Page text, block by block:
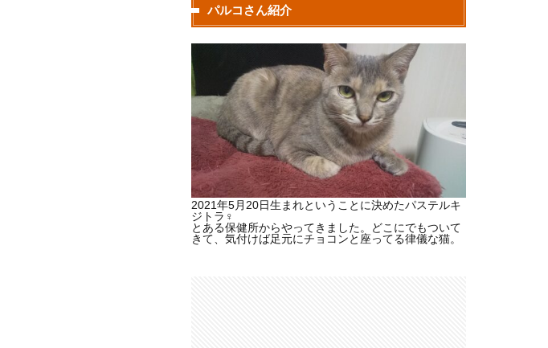
パルコさん紹介
2021年5月20日生まれということに決めたパステルキ
ジトラ♀
とある保健所からやってきました。どこにでもついて
きて、気付けば足元にチョコンと座ってる律儀な猫。